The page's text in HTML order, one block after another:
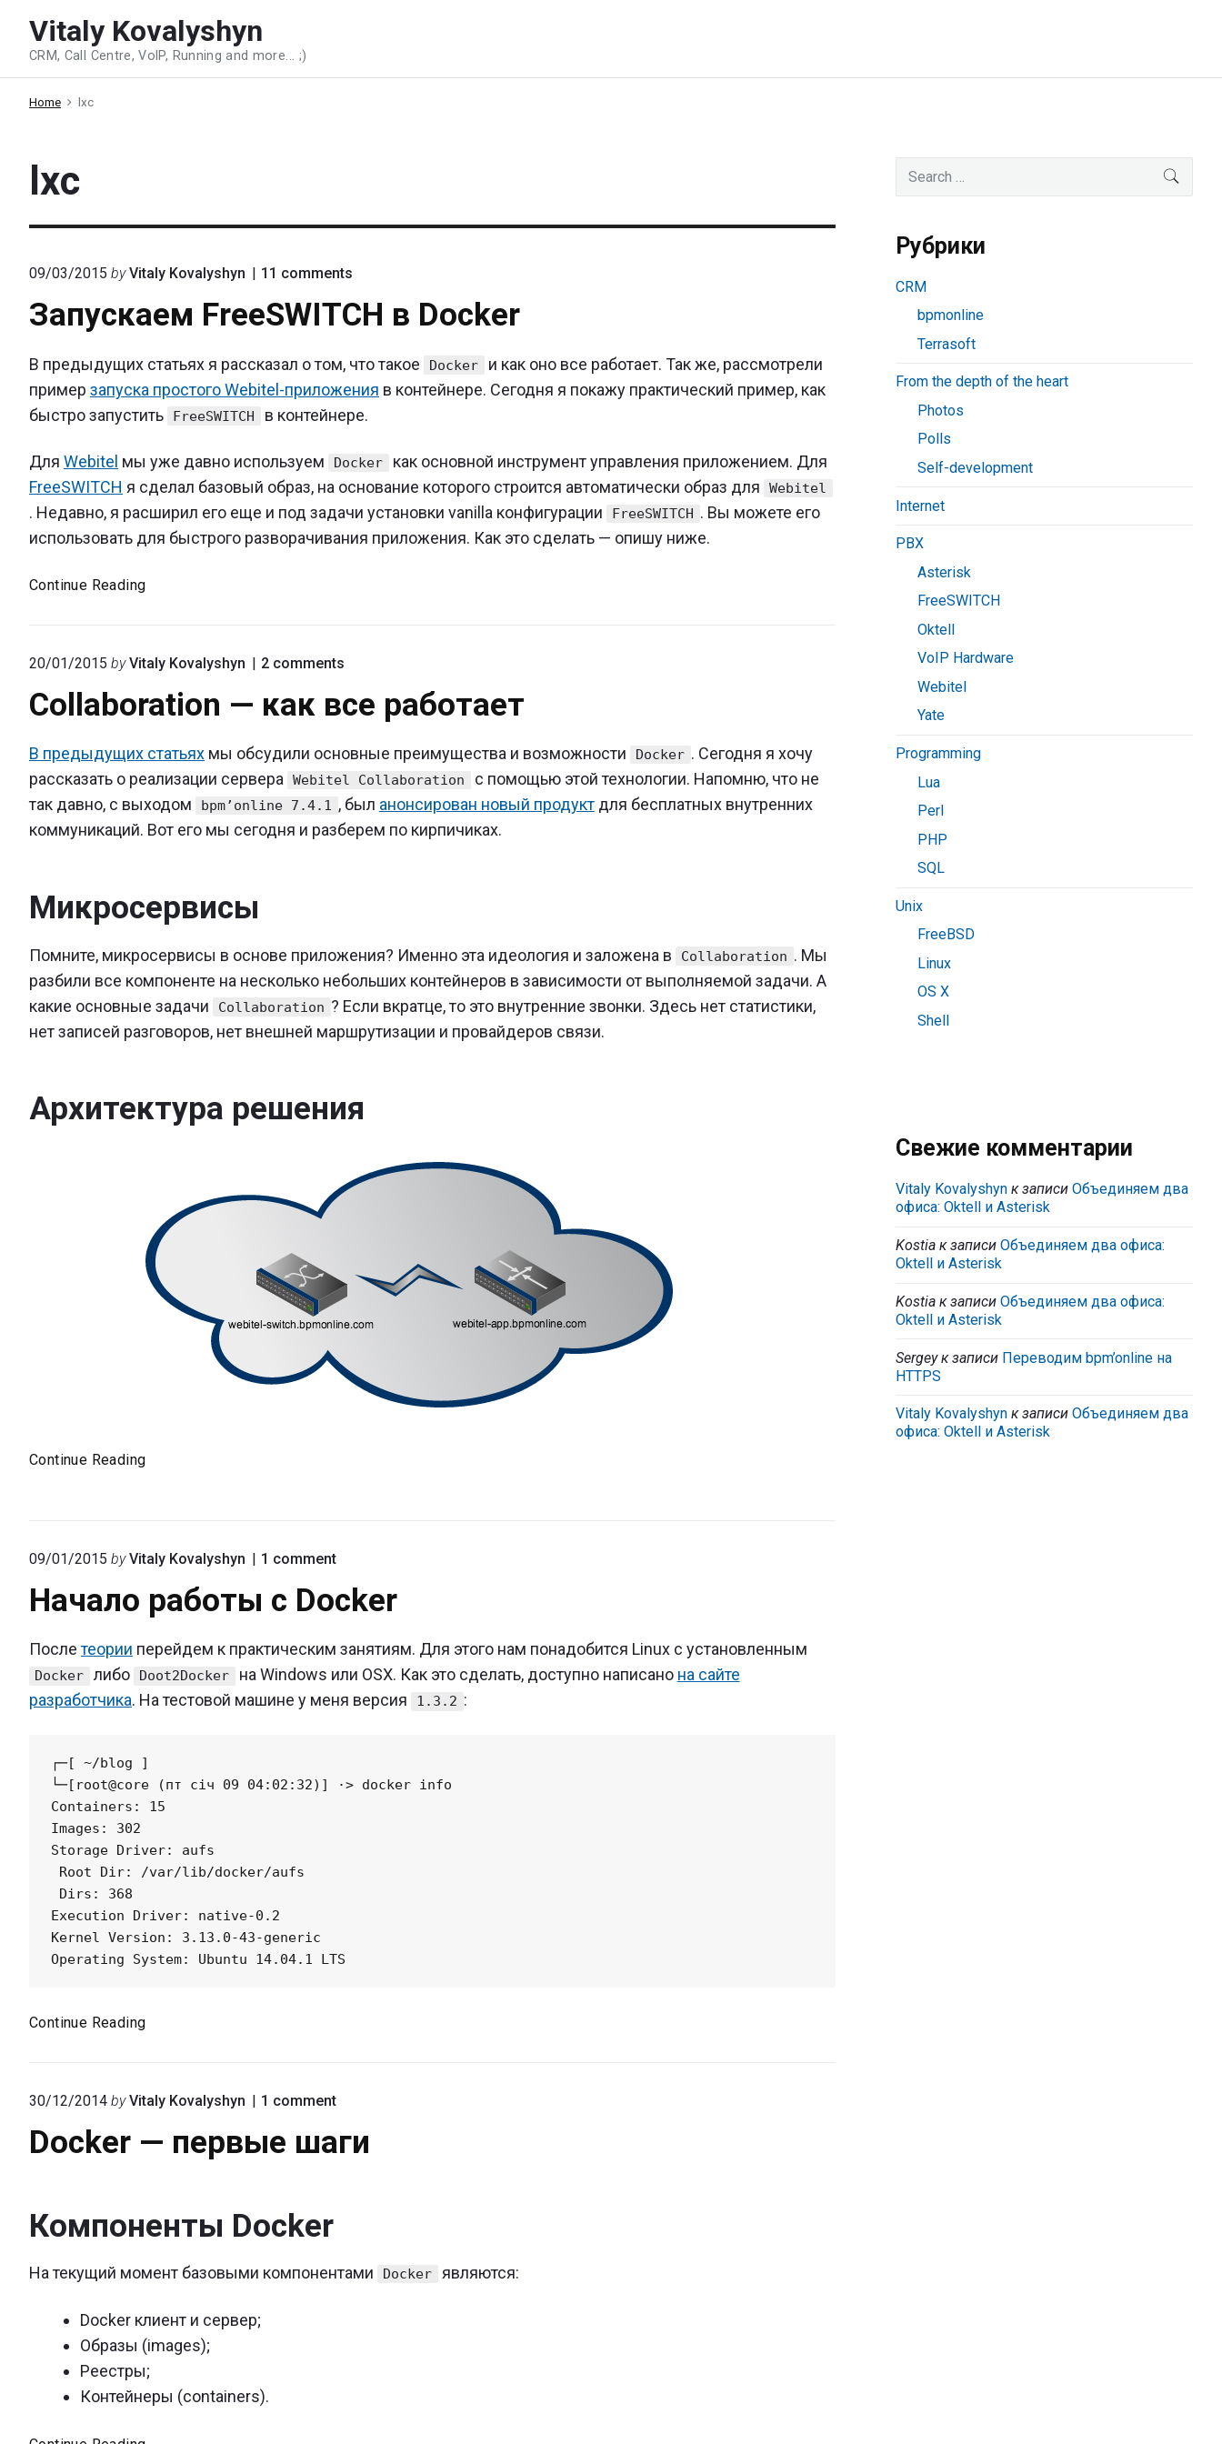
content
Vitaly Kovalyshyn
CRM, Call Centre, VoIP, Running and more... ;)
Home lxc
lxc
09/03/2015 by Vitaly Kovalyshyn 11 comments
FreeSWITCH
в
Запускаем FreeSWITCH в Docker
В предыдущих статьях я рассказал о том, что такое Docker
и как оно все работает. Так же, рассмотрели
пример запуска простого Webitel-приложения в контейнере. Сегодня я покажу практический пример, как
быстро запустить
FreeSWITCH в контейнере.
Для Webitel мы уже давно используем Docker
как основной инструмент управления приложением. Для
FreeSWITCH я сделал базовый образ, на основание которого строится автоматически образ для Webitel
. Недавно, я расширил его еще и под задачи установки vanilla конфигурации FreeSWITCH . Вы можете его
использовать для быстрого разворачивания приложения. Как это сделать — опишу ниже.
Continue ReadingЗапускаем
20/01/2015 by Vitaly Kovalyshyn 2 comments
—
как
работает"
Collaboration — как все работает
В предыдущих статьях мы обсудили основные преимущества и возможности Docker . Сегодня я хочу
рассказать о реализации сервера Webitel Collaboration
с помощью этой технологии. Напомню, что не
так давно, с выходом
bpm’online 7.4.1 , был анонсирован новый продуктдля бесплатных внутренних
коммуникаций. Вот его мы сегодня и разберем по кирпичиках.
Микросервисы
Помните, микросервисы в основе приложения? Именно эта идеология и заложена в Collaboration . Мы
разбили все компоненте на несколько небольших контейнеров в зависимости от выполняемой задачи. А
какие основные задачи
Collaboration ? Если вкратце, то это внутренние звонки. Здесь нет статистики,
нет записей разговоров, нет внешней маршрутизации и провайдеров связи.
Архитектура решения
Continue ReadingCollaboration
09/01/2015 by Vitaly Kovalyshyn 1 commenton
работы
с
Начало работы с Docker
Послетеории перейдем к практическим занятиям. Для этого нам понадобится Linux с установленным
Docker либо Doot2Docker на Windows или OSX. Как это сделать, доступно написано на сайте
разработчика. На тестовой машине у меня версия 1.3.2 :
┌─[ ~/blog ]
└─[root@core (пт січ 09 04:02:32)] ·> docker info
Containers: 15
Images: 302
Storage Driver: aufs
Root Dir: /var/lib/docker/aufs
Dirs: 368
Execution Driver: native-0.2
Kernel Version: 3.13.0-43-generic
Continue ReadingНачало
30/12/2014 by Vitaly Kovalyshyn 1 commenton
—
первые
Docker — первые шаги
Компоненты Docker
На текущий момент базовыми компонентами Docker являются:
Docker клиент и сервер;
Образы (images);
Реестры;
Контейнеры (containers).
Primary
Sidebar
Search
Рубрики
CRM
bpmonline
Terrasoft
From the depth of the heart
Photos
Polls
Self-development
Internet
PBX
Asterisk
FreeSWITCH
Oktell
VoIP Hardware
Webitel
Yate
Programming
Lua
Perl
PHP
SQL
Unix
FreeBSD
Linux
OS X
Shell
Свежие комментарии
Vitaly Kovalyshyn к записиОбъединяем два
офиса: Oktell и Asterisk
Kostia к записиОбъединяем два офиса:
Oktell и Asterisk
Kostia к записиОбъединяем два офиса:
Oktell и Asterisk
Sergeyк записи Переводим bpm’online на
HTTPS
Vitaly Kovalyshyn к записиОбъединяем два
офиса: Oktell и Asterisk